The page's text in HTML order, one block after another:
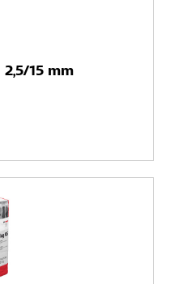
15 mm